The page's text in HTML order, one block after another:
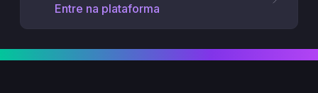
Entre na plataforma